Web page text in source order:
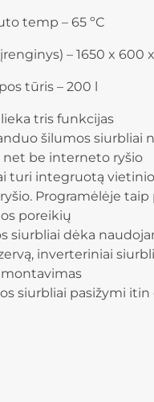
temp – 65 ºС
– 1650 x 600
tūris – 200 l
tris funkcijas
šilumos siurbliai
net be interneto ryšio
turi integruotą
Programėlėje
poreikių
siurbliai dėka
inverteriniai
siurbliai pasižymi